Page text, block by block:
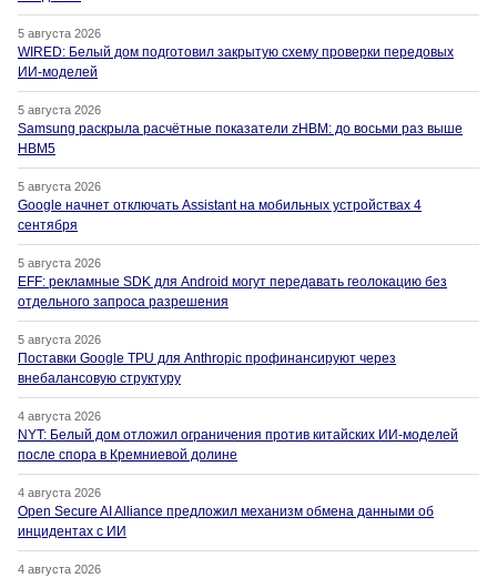
5 августа 2026
WIRED: Белый дом подготовил закрытую схему проверки передовых
ИИ-моделей
5 августа 2026
Samsung раскрыла расчётные показатели zHBM: до восьми раз выше
HBM5
5 августа 2026
Google начнет отключать Assistant на мобильных устройствах 4
сентября
5 августа 2026
EFF: рекламные SDK для Android могут передавать геолокацию без
отдельного запроса разрешения
5 августа 2026
Поставки Google TPU для Anthropic профинансируют через
внебалансовую структуру
4 августа 2026
NYT: Белый дом отложил ограничения против китайских ИИ-моделей
после спора в Кремниевой долине
4 августа 2026
Open Secure AI Alliance предложил механизм обмена данными об
инцидентах с ИИ
4 августа 2026